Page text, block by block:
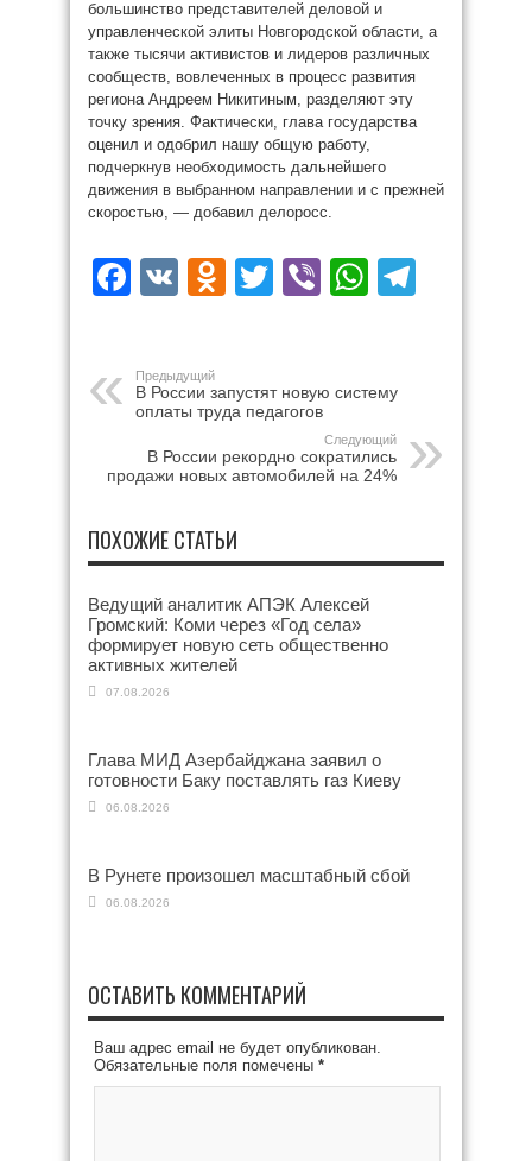
большинство представителей деловой и
управленческой элиты Новгородской области, а
также тысячи активистов и лидеров различных
сообществ, вовлеченных в процесс развития
региона Андреем Никитиным, разделяют эту
точку зрения. Фактически, глава государства
оценил и одобрил нашу общую работу,
подчеркнув необходимость дальнейшего
движения в выбранном направлении и с прежней
скоростью, — добавил делоросс.
Facebook
VK Odnoklassniki
Twitter
Viber
Предыдущий
В России запустят новую систему
оплаты труда педагогов
Следующий
В России рекордно сократились
продажи новых автомобилей на 24%
ПОХОЖИЕ СТАТЬИ
Ведущий аналитик АПЭК Алексей
Громский: Коми через «Год села»
формирует новую сеть общественно
активных жителей
07.08.2026
Глава МИД Азербайджана заявил о
готовности Баку поставлять газ Киеву
06.08.2026
В Рунете произошел масштабный сбой
06.08.2026
ОСТАВИТЬ КОММЕНТАРИЙ
Ваш адрес email не будет опубликован.
Обязательные поля помечены *